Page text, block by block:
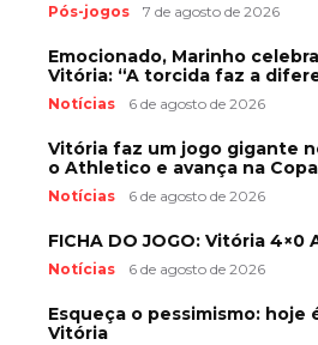
Pós-jogos 7 de agosto de 2026
Emocionado, Marinho
Vitória: “A torcida faz a
Notícias 6 de agosto de 2026
Vitória faz um jogo gigante
o Athletico e avança na
Notícias 6 de agosto de 2026
FICHA DO JOGO: Vitória 4×0
Notícias 6 de agosto de 2026
Esqueça o pessimismo: hoje
Vitória